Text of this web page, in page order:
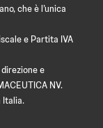
che è l’unica
e Partita IVA
e
NV.
Italia.